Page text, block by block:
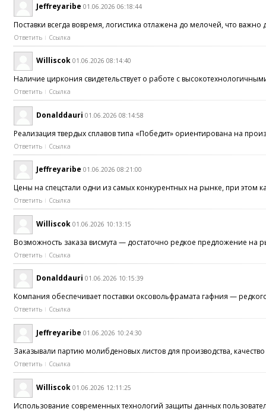
Jeffreyaribe 01.06.2026 06:18:44
Поставки всегда вовремя, логистика отлажена до мелочей, что
Ответить Ссылка
Williscok 01.06.2026 08:14:40
Наличие циркония свидетельствует о работе с
Ответить Ссылка
Donalddauri 01.06.2026 08:14:58
Реализация твердых сплавов типа «Победит» ориентирована на
Ответить Ссылка
Jeffreyaribe 01.06.2026 08:21:00
Цены на спецстали одни из самых конкурентных на рынке, при этом
Ответить Ссылка
Williscok 01.06.2026 10:13:15
Возможность заказа висмута — достаточно редкое предложение на
Ответить Ссылка
Donalddauri 01.06.2026 10:15:39
Компания обеспечивает поставки оксовольфрамата гафния —
Ответить Ссылка
Jeffreyaribe 01.06.2026 10:24:30
Заказывали партию молибденовых листов для производства,
Ответить Ссылка
Williscok 01.06.2026 12:11:25
Использование современных технологий защиты данных